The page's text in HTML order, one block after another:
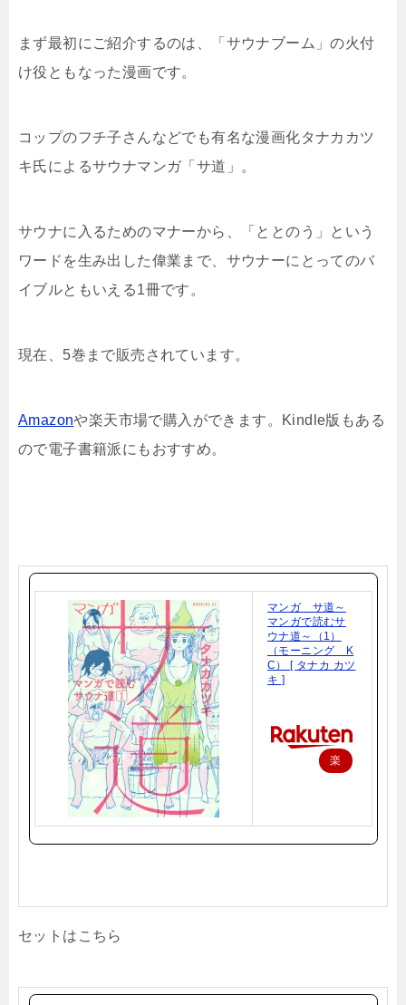
まず最初にご紹介するのは、「サウナブーム」の火付
け役ともなった漫画です。
コップのフチ子さんなどでも有名な漫画化タナカカツ
キ氏によるサウナマンガ「サ道」。
サウナに入るためのマナーから、「ととのう」という
ワードを生み出した偉業まで、サウナーにとってのバ
イブルともいえる1冊です。
現在、5巻まで販売されています。
Amazonや楽天市場で購入ができます。Kindle版もある
ので電子書籍派にもおすすめ。
マンガ サ道～
マンガで読むサ
ウナ道～（1）
（モーニング K
C） [ タナカ カツ
キ ]
楽
セットはこちら